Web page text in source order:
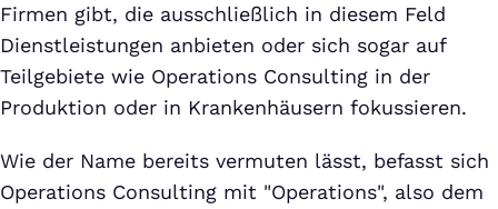
Firmen gibt, die ausschließlich in diesem Feld
Dienstleistungen anbieten oder sich sogar auf
Teilgebiete wie Operations Consulting in der
Produktion oder in Krankenhäusern fokussieren.
Wie der Name bereits vermuten lässt, befasst sich
Operations Consulting mit "Operations", also dem